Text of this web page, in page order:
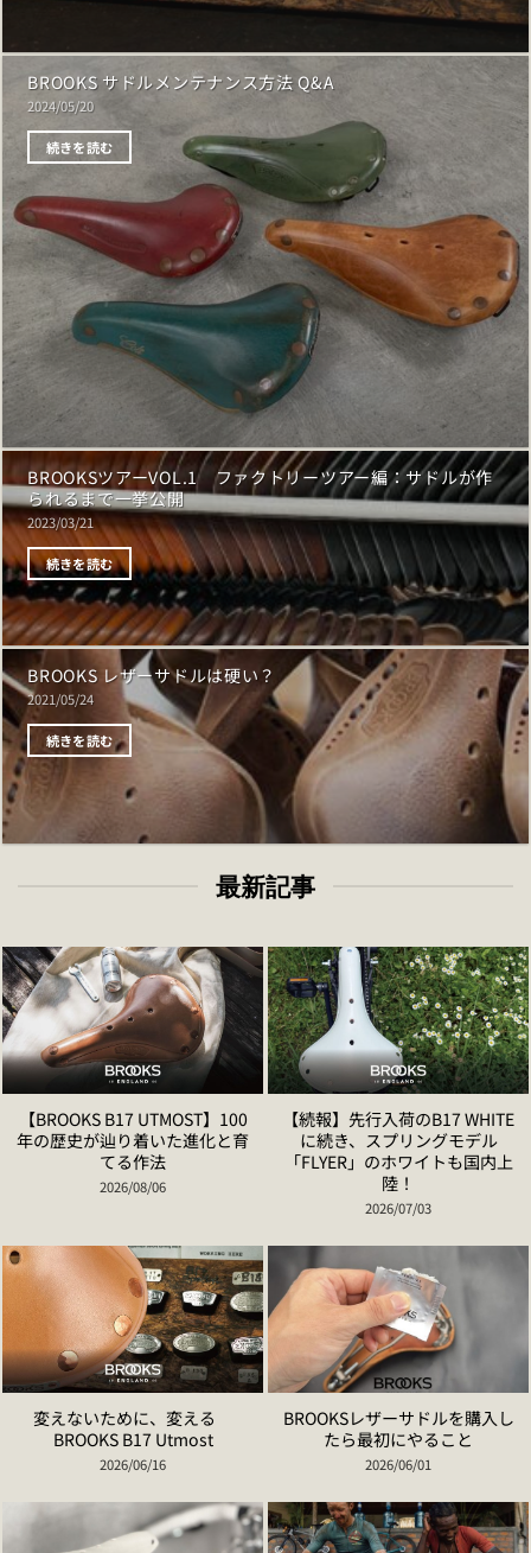
BROOKS サドルメンテナンス方法 Q&A
2024/05/20
続きを読む
BROOKSツアーVOL.1 ファクトリーツアー編：サドルが作
られるまで一挙公開
2023/03/21
続きを読む
BROOKS レザーサドルは硬い？
2021/05/24
続きを読む
最新記事
【BROOKS B17 UTMOST】100
年の歴史が辿り着いた進化と育
てる作法
2026/08/06
【続報】先行入荷のB17 WHITE
に続き、スプリングモデル
「FLYER」のホワイトも国内上
陸！
2026/07/03
変えないために、変える
BROOKS B17 Utmost
2026/06/16
BROOKSレザーサドルを購入し
たら最初にやること
2026/06/01